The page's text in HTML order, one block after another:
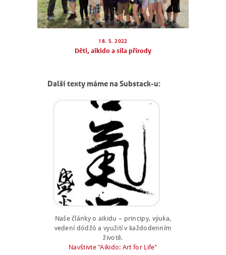
ENGLISH
18. 5. 2022
Děti, aikido a síla přírody
Další texty máme na Substack-u:
Naše články o aikidu – principy, výuka,
vedení dódžó a využití v každodenním
životě.
Navštivte "Aikido: Art for Life"